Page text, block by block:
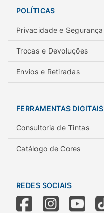
POLÍTICAS
Privacidade e Segurança
Trocas e Devoluções
Envios e Retiradas
FERRAMENTAS DIGITAIS
Consultoria de Tintas
Catálogo de Cores
REDES SOCIAIS